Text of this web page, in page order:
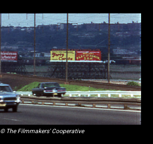
© The Filmmakers' Cooperative